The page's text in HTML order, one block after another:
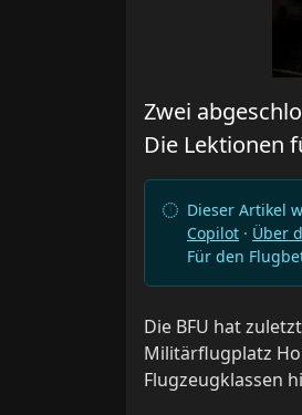
Zwei
Die Lektionen
Dieser Artikel
Copilot · Über
Für den
Die BFU hat
Militärflugplatz
Flugzeugklassen